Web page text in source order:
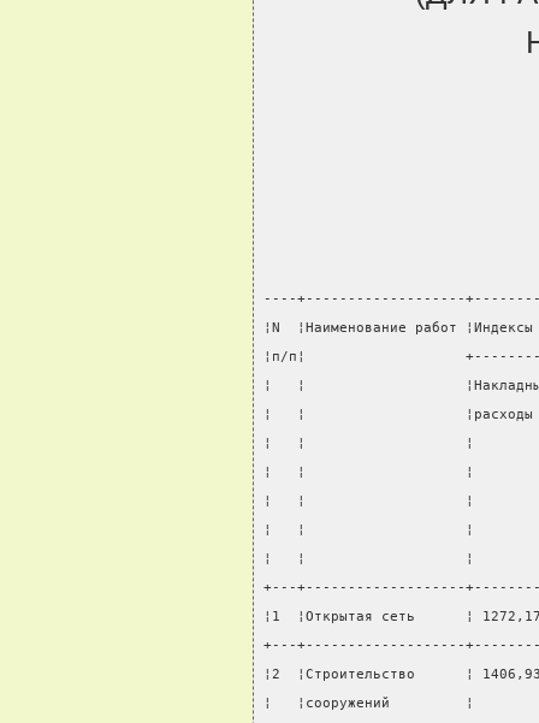
----+-------------------
¦N  ¦Наименование работ
¦п/п¦
¦   ¦
¦   ¦                   ¦расходы
¦   ¦                   ¦         ¦ния
¦   ¦                   ¦         ¦
¦   ¦                   ¦         ¦
¦   ¦                   ¦         ¦
¦   ¦                   ¦         ¦
+---+-------------------
¦1  ¦Открытая сеть      ¦
+---+-------------------
¦2  ¦Строительство      ¦
¦   ¦сооружений         ¦